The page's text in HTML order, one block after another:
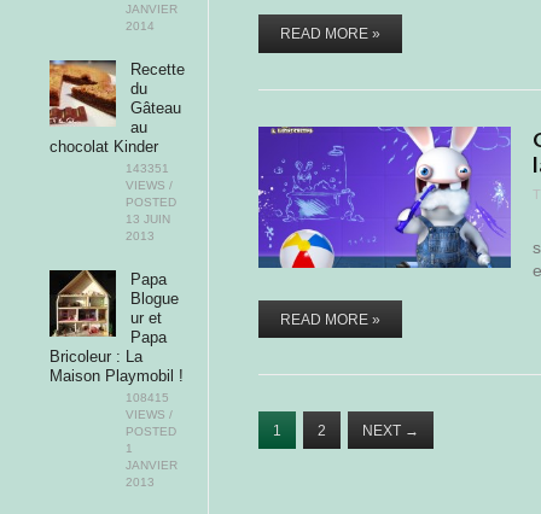
READ MORE »
READ MORE »
1 2 NEXT →
JANVIER
2014
Recette
du
Gâteau
au
chocolat Kinder
143351
VIEWS /
POSTED
13 JUIN
2013
Papa
Blogue
ur et
Papa
Bricoleur : La
Maison Playmobil !
108415
VIEWS /
POSTED
1
JANVIER
2013